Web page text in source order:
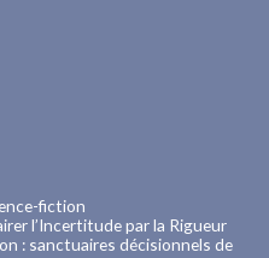
fiction
l’Incertitude par la Rigueur
: sanctuaires décisionnels de